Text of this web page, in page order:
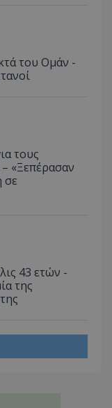
του Ομάν -
τους
«Ξεπέρασαν
σε
43 ετών -
της